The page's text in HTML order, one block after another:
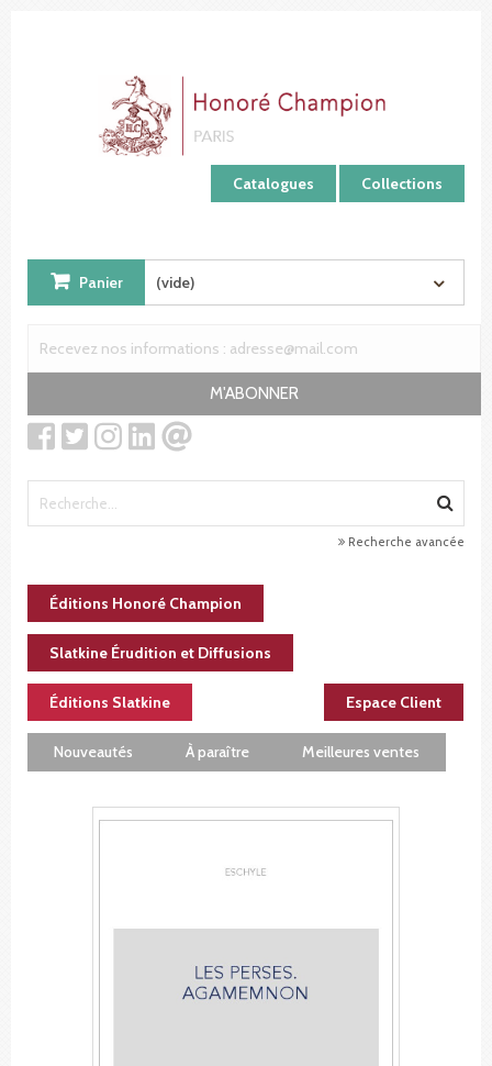
Catalogues Collections
Panier (vide)
M'ABONNER
Recherche avancée
Éditions Honoré Champion
Slatkine Érudition et Diffusions
Éditions Slatkine Espace Client
Nouveautés À paraître Meilleures ventes